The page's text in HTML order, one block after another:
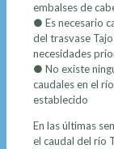
embalses de
● Es necesario
del trasvase
necesidades
● No existe
caudales en el
establecido
En las últimas
el caudal del río